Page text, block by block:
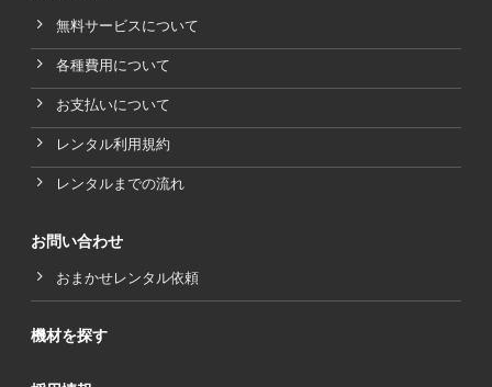
無料サービスについて
各種費用について
お支払いについて
レンタル利用規約
レンタルまでの流れ
お問い合わせ
おまかせレンタル依頼
機材を探す